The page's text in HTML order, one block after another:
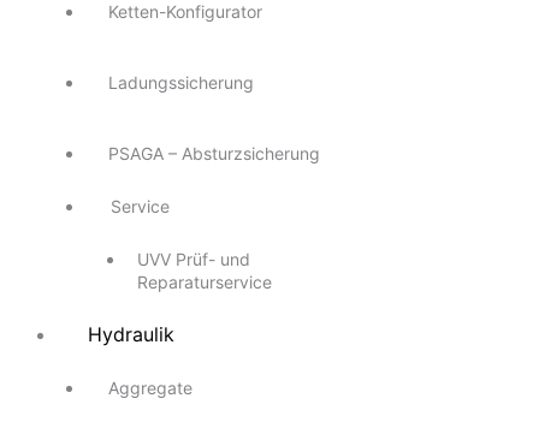
Ketten-Konfigurator
Ladungssicherung
PSAGA – Absturzsicherung
Service
UVV Prüf- und
Reparaturservice
Hydraulik
Aggregate